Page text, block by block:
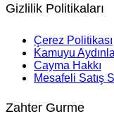
Gizlilik Politikaları
Çerez Politikası
Kamuyu
Cayma Hakkı
Mesafeli Satış
Zahter Gurme